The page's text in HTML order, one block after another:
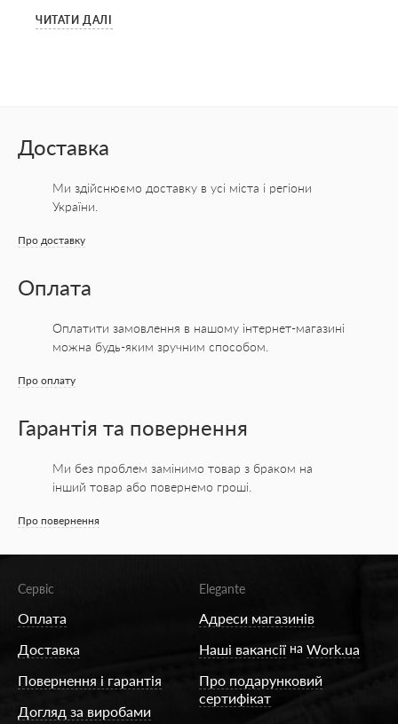
Колготки коригувальні купити –
бути зроблений у вигляді стягувальних
щільність на ніжках робиться 15 ден, а на
шортиках – 80 ден. Завдяки цьому верхня
частина впливає на живіт і сідниці, роблячи
поєднання двох матеріалів.
забезпечує виробу міцність, зносостійкість.
У нього гладка блискуча текстура, тому
колготки приємні на дотик і мають
привабливий вигляд.
розтягуються, але при цьому зберігають
свою форму. Саме еластан забезпечує
верхня частина виконується з лайкри з
подвійним обкручуванням. Це дає змогу
досягати хорошого ступеня утягування.
ЧИТАТИ ДАЛІ
Доставка
Ми здійснюємо доставку в усі міста і регіони
України.
Про доставку
Оплата
Оплатити замовлення в нашому інтернет-магазині
можна будь-яким зручним способом.
Про оплату
Гарантія та повернення
Ми без проблем замінимо товар з браком на
інший товар або повернемо гроші.
Про повернення
Сервіс
Оплата
Доставка
Повернення і гарантія
Догляд за виробами
Elegante
Адреси магазинів
Наші вакансії на Work.ua
Про подарунковий
сертифікат